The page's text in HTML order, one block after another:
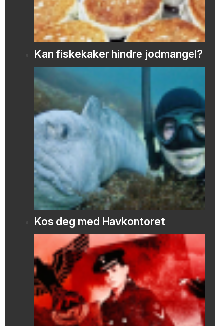
Kan fiskekaker hindre jodmangel?
Kos deg med Havkontoret